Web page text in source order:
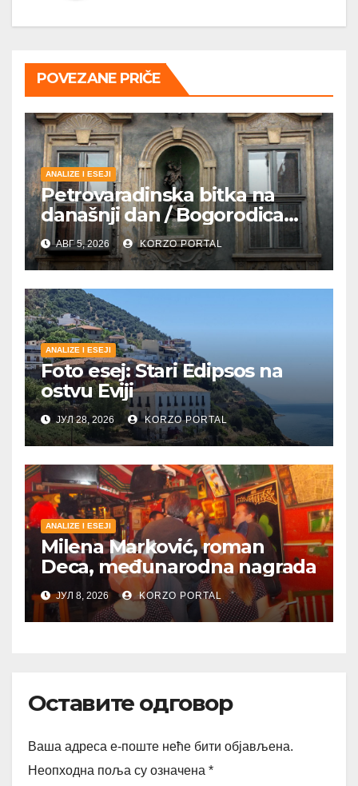
POVEZANE PRIČE
ANALIZE I ESEJI
Petrovaradinska bitka na
današnji dan / Bogorodica
pobednica u
petrovaradinskom Podgrađu
АВГ 5, 2026 KORZO PORTAL
ANALIZE I ESEJI
Foto esej: Stari Edipsos na
ostvu Eviji
ЈУЛ 28, 2026 KORZO PORTAL
ANALIZE I ESEJI
Milena Marković, roman
Deca, međunarodna nagrada
ЈУЛ 8, 2026 KORZO PORTAL
Оставите одговор
Ваша адреса е-поште неће бити објављена.
Неопходна поља су означена *